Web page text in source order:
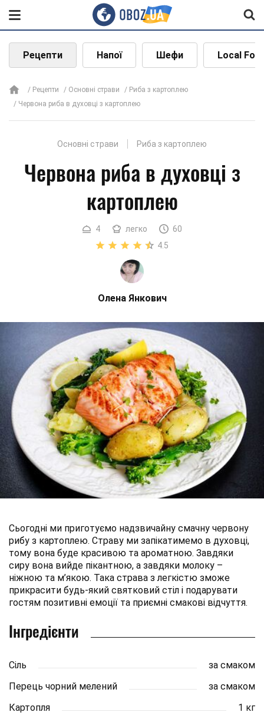
Рецепти Напої Шефи Local
Рецепти Основні страви
Риба з картоплею
Червона риба в духовці з картоплею
Основні страви Риба з картоплею
Червона риба в духовці з
картоплею
4 легко
60
4.5
Олена Янкович
Сьогодні ми приготуємо надзвичайну смачну червону
рибу з картоплею. Страву ми запікатимемо в духовці,
тому вона буде красивою та ароматною. Завдяки
сиру вона вийде пікантною, а завдяки молоку –
ніжною та м’якою. Така страва з легкістю зможе
прикрасити будь-який святковий стіл і подарувати
гостям позитивні емоції та приємні смакові відчуття.
Інгредієнти
Сіль
за смаком
Перець чорний мелений
за смаком
Картопля
1 кг